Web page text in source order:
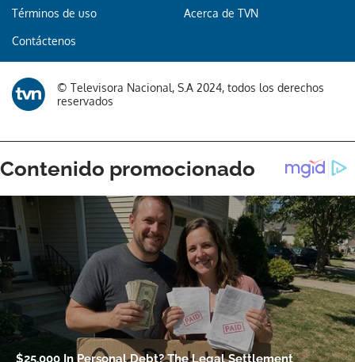
Términos de uso Acerca de TVN
Contáctenos
© Televisora Nacional, S.A 2024, todos los derechos
reservados